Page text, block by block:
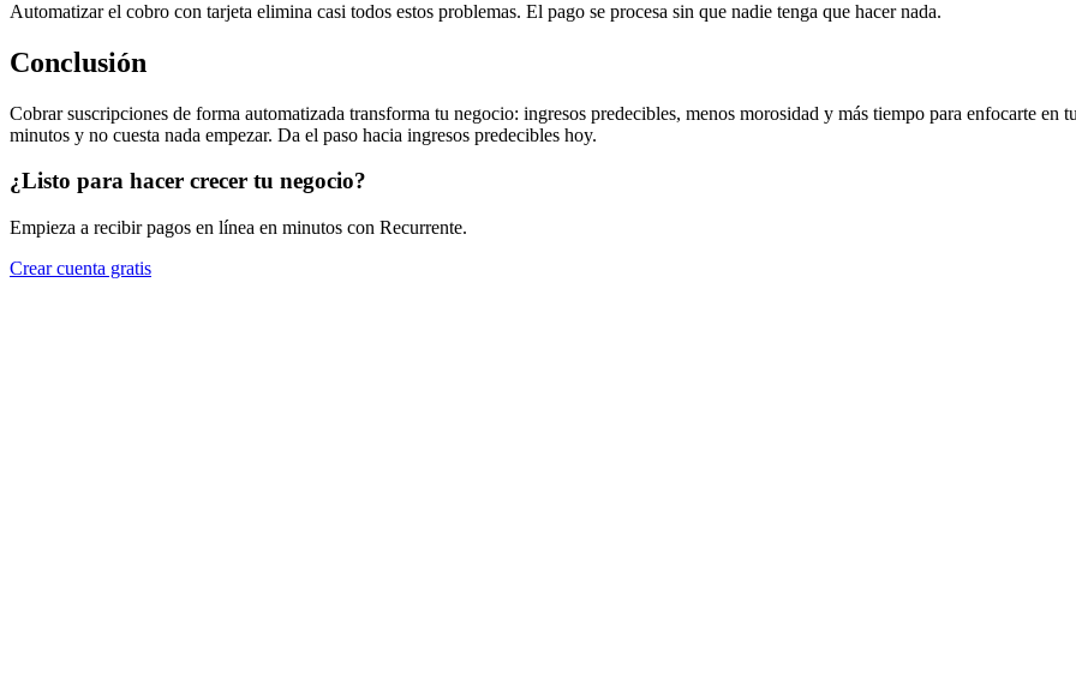
Automatizar el cobro con tarjeta elimina casi todos estos problemas. El pago se procesa sin que nadie tenga que hacer nada.
Conclusión
Cobrar suscripciones de forma automatizada transforma tu negocio: ingresos predecibles, menos morosidad y más tiempo para enfocarte en
minutos y no cuesta nada empezar. Da el paso hacia ingresos predecibles hoy.
¿Listo para hacer crecer tu negocio?
Empieza a recibir pagos en línea en minutos con Recurrente.
Crear cuenta gratis